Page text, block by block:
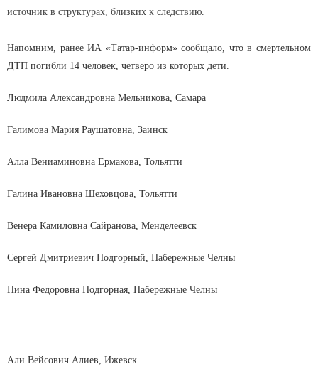
источник в структурах, близких к следствию.
Напомним, ранее ИА «Татар-информ» сообщало, что в смертельном
ДТП погибли 14 человек, четверо из которых дети.
Людмила Александровна Мельникова, Самара
Галимова Мария Раушатовна, Заинск
Алла Вениаминовна Ермакова, Тольятти
Галина Ивановна Шеховцова, Тольятти
Венера Камиловна Сайранова, Менделеевск
Сергей Дмитриевич Подгорный, Набережные Челны
Нина Федоровна Подгорная, Набережные Челны
Али Вейсович Алиев, Ижевск